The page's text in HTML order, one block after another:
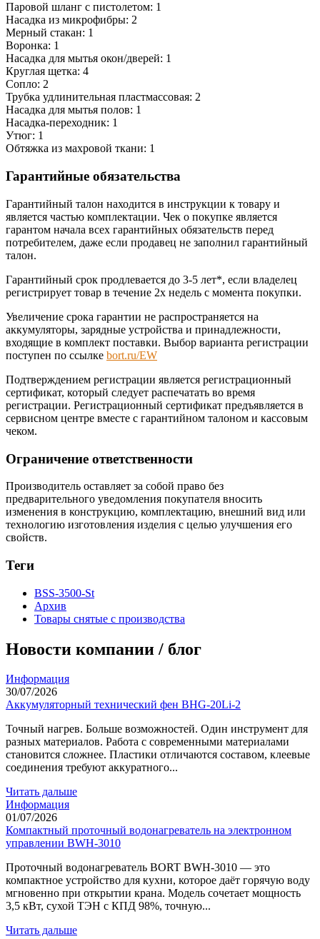
Паровой шланг с пистолетом: 1
Насадка из микрофибры: 2
Мерный стакан: 1
Воронка: 1
Насадка для мытья окон/дверей: 1
Круглая щетка: 4
Сопло: 2
Трубка удлинительная пластмассовая: 2
Насадка для мытья полов: 1
Насадка-переходник: 1
Утюг: 1
Обтяжка из махровой ткани: 1
Гарантийные обязательства
Гарантийный талон находится в инструкции к товару и
является частью комплектации. Чек о покупке является
гарантом начала всех гарантийных обязательств перед
потребителем, даже если продавец не заполнил гарантийный
талон.
Гарантийный срок продлевается до 3-5 лет*, если владелец
регистрирует товар в течение 2х недель с момента покупки.
Увеличение срока гарантии не распространяется на
аккумуляторы, зарядные устройства и принадлежности,
входящие в комплект поставки. Выбор варианта регистрации
поступен по ссылке bort.ru/EW
Подтверждением регистрации является регистрационный
сертификат, который следует распечатать во время
регистрации. Регистрационный сертификат предъявляется в
сервисном центре вместе с гарантийном талоном и кассовым
чеком.
Ограничение ответственности
Производитель оставляет за собой право без
предварительного уведомления покупателя вносить
изменения в конструкцию, комплектацию, внешний вид или
технологию изготовления изделия с целью улучшения его
свойств.
Теги
BSS-3500-St
Архив
Товары снятые с производства
Новости компании / блог
Информация
30/07/2026
Аккумуляторный технический фен BHG-20Li-2
Точный нагрев. Больше возможностей. Один инструмент для
разных материалов. Работа с современными материалами
становится сложнее. Пластики отличаются составом, клеевые
соединения требуют аккуратного...
Читать дальше
Информация
01/07/2026
Компактный проточный водонагреватель на электронном
управлении BWH-3010
Проточный водонагреватель BORT BWH-3010 — это
компактное устройство для кухни, которое даёт горячую воду
мгновенно при открытии крана. Модель сочетает мощность
3,5 кВт, сухой ТЭН с КПД 98%, точную...
Читать дальше